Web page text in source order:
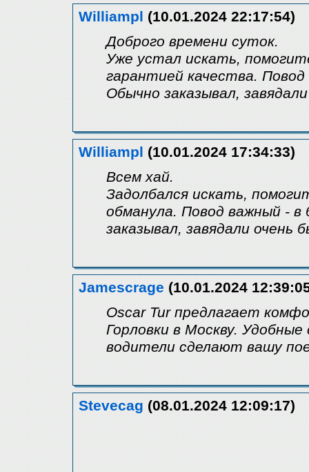
Williampl (10.01.2024 22:17:54)
Доброго времени суток.
Уже устал искать,
гарантией качества.
Обычно заказывал,
Williampl (10.01.2024 17:34:33)
Всем хай.
Задолбался искать,
обманула. Повод важный -
заказывал, завядали
Jamescrage (10.01.2024
Oscar Tur предлагает
Горловки в Москву.
водители сделают вашу
Stevecag (08.01.2024 12:09:17)